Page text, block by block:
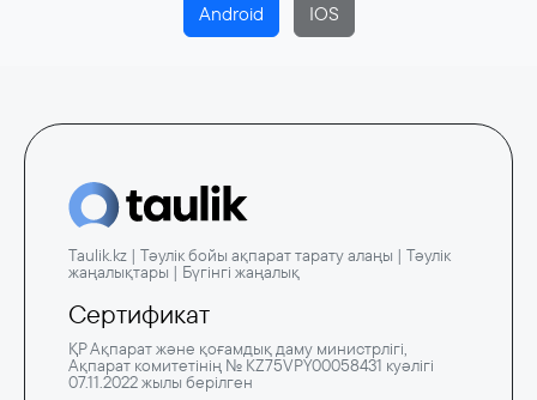
Android IOS
Taulik.kz | Тәулік бойы ақпарат тарату алаңы | Тәулік
жаңалықтары | Бүгінгі жаңалық
Сертификат
ҚР Ақпарат және қоғамдық даму министрлігі,
Ақпарат комитетінің № KZ75VPY00058431 куәлігі
07.11.2022 жылы берілген